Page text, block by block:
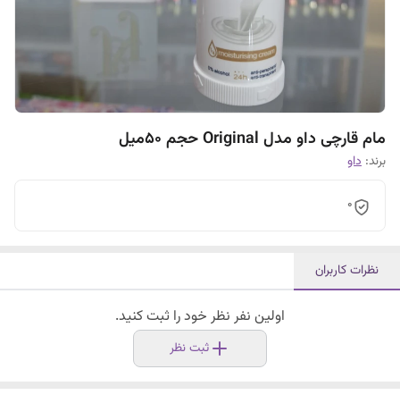
مام قارچی داو مدل Original حجم ۵۰میل
برند: داو
0
نظرات کاربران
اولین نفر نظر خود را ثبت کنید.
ثبت نظر